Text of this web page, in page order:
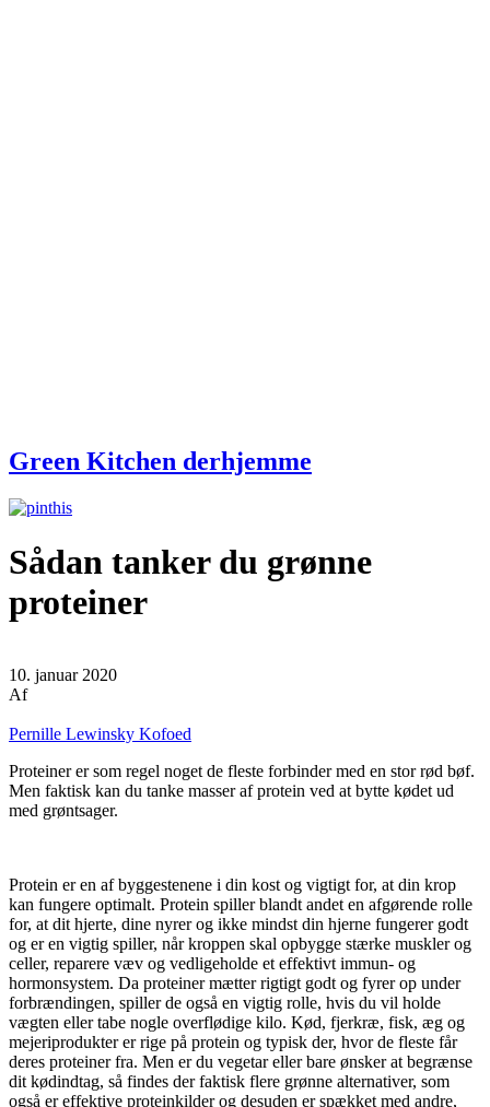
Green Kitchen derhjemme
Sådan tanker du grønne
proteiner
10. januar 2020
Af
Pernille Lewinsky Kofoed
Proteiner er som regel noget de fleste forbinder med en stor rød bøf.
Men faktisk kan du tanke masser af protein ved at bytte kødet ud
med grøntsager.
Protein er en af byggestenene i din kost og vigtigt for, at din krop
kan fungere optimalt. Protein spiller blandt andet en afgørende rolle
for, at dit hjerte, dine nyrer og ikke mindst din hjerne fungerer godt
og er en vigtig spiller, når kroppen skal opbygge stærke muskler og
celler, reparere væv og vedligeholde et effektivt immun- og
hormonsystem. Da proteiner mætter rigtigt godt og fyrer op under
forbrændingen, spiller de også en vigtig rolle, hvis du vil holde
vægten eller tabe nogle overflødige kilo. Kød, fjerkræ, fisk, æg og
mejeriprodukter er rige på protein og typisk der, hvor de fleste får
deres proteiner fra. Men er du vegetar eller bare ønsker at begrænse
dit kødindtag, så findes der faktisk flere grønne alternativer, som
også er effektive proteinkilder og desuden er spækket med andre,